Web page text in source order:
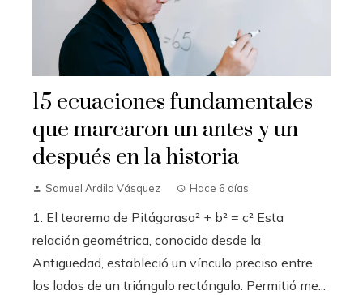
15 ecuaciones fundamentales
que marcaron un antes y un
después en la historia
Samuel Ardila Vásquez Hace 6 días
1. El teorema de Pitágorasa² + b² = c² Esta
relación geométrica, conocida desde la
Antigüedad, estableció un vínculo preciso entre
los lados de un triángulo rectángulo. Permitió me...